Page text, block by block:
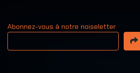
Abonnez-vous à notre noiseletter
Votre adresse email